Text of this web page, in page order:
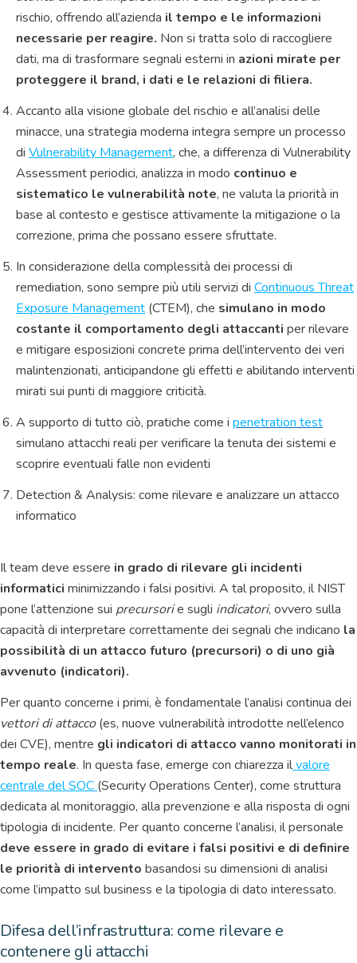
rischio, offrendo all’azienda il tempo e le informazioni
necessarie per reagire. Non si tratta solo di raccogliere
dati, ma di trasformare segnali esterni in azioni mirate per
proteggere il brand, i dati e le relazioni di filiera.
Accanto alla visione globale del rischio e all’analisi delle
minacce, una strategia moderna integra sempre un processo
di Vulnerability Management, che, a differenza di Vulnerability
Assessment periodici, analizza in modo continuo e
sistematico le vulnerabilità note, ne valuta la priorità in
base al contesto e gestisce attivamente la mitigazione o la
correzione, prima che possano essere sfruttate.
In considerazione della complessità dei processi di
remediation, sono sempre più utili servizi di Continuous Threat
Exposure Management (CTEM), che simulano in modo
costante il comportamento degli attaccanti per rilevare
e mitigare esposizioni concrete prima dell’intervento dei veri
malintenzionati, anticipandone gli effetti e abilitando interventi
mirati sui punti di maggiore criticità.
A supporto di tutto ciò, pratiche come i penetration test
simulano attacchi reali per verificare la tenuta dei sistemi e
scoprire eventuali falle non evidenti
Detection & Analysis: come rilevare e analizzare un attacco
informatico
Il team deve essere in grado di rilevare gli incidenti
informatici minimizzando i falsi positivi. A tal proposito, il NIST
pone l’attenzione sui precursorie sugli indicatori, ovvero sulla
capacità di interpretare correttamente dei segnali che indicano la
possibilità di un attacco futuro (precursori) o di uno già
avvenuto (indicatori).
Per quanto concerne i primi, è fondamentale l’analisi continua dei
vettori di attacco(es, nuove vulnerabilità introdotte nell’elenco
dei CVE), mentre gli indicatori di attacco vanno monitorati in
tempo reale. In questa fase, emerge con chiarezza ilvalore
centrale del SOC (Security Operations Center), come struttura
dedicata al monitoraggio, alla prevenzione e alla risposta di ogni
tipologia di incidente. Per quanto concerne l’analisi, il personale
deve essere in grado di evitare i falsi positivi e di definire
le priorità di intervento basandosi su dimensioni di analisi
come l’impatto sul business e la tipologia di dato interessato.
Difesa dell’infrastruttura: come rilevare e
contenere gli attacchi